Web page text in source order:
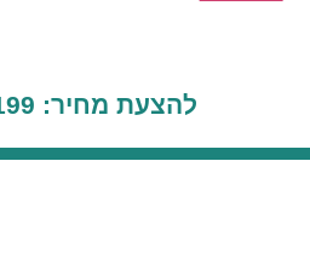
להצעת מחיר: 050-6399199